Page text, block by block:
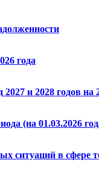
года
и 2028 годов на
(на 01.03.2026
ситуаций в сфере